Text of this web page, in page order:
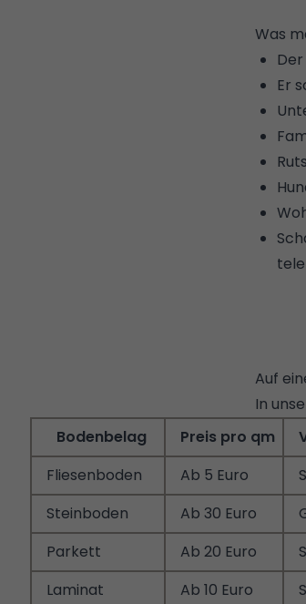
Was
Er
Auf
In
Bodenbelag
Preis pro qm
Fliesenboden
Ab 5 Euro
Steinboden
Ab 30 Euro
Parkett
Ab 20 Euro
Laminat
Ab 10 Euro